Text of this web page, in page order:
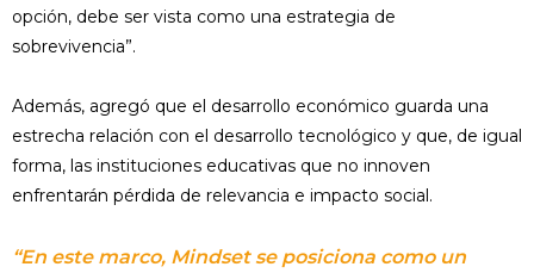
opción, debe ser vista como una estrategia de
sobrevivencia”.
Además, agregó que el desarrollo económico guarda una
estrecha relación con el desarrollo tecnológico y que, de igual
forma, las instituciones educativas que no innoven
enfrentarán pérdida de relevancia e impacto social.
“En este marco, Mindset se posiciona como un